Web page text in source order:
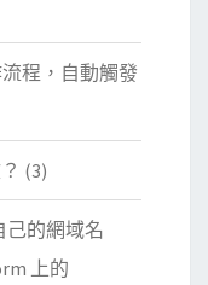
程，自動觸發
(3)
己的網域名
上的